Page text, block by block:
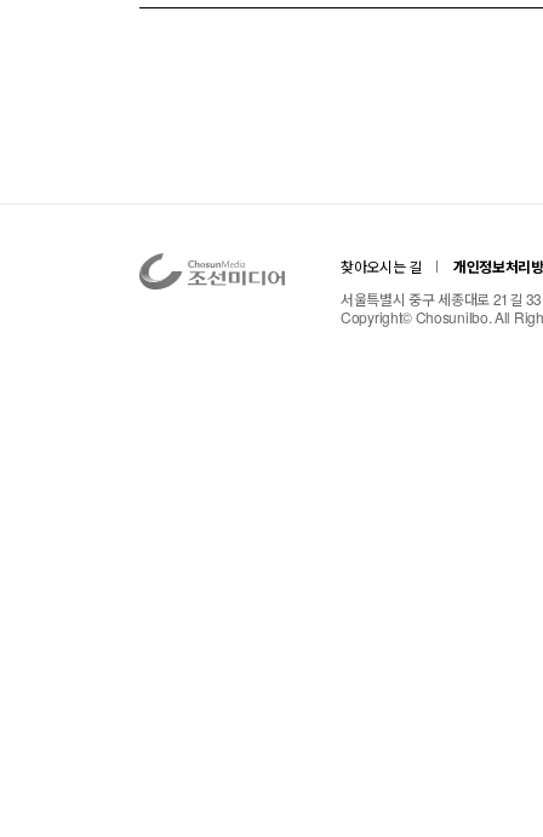
찾아오시는 길 개인정보처리
서울특별시 중구 세종대로 21길
Copyright© Chosunilbo. All